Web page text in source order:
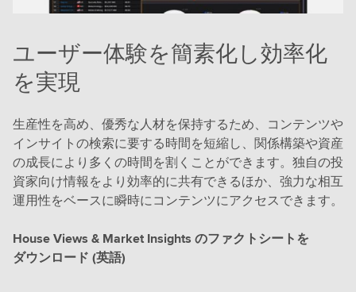
ユーザー体験を簡素化し効率化
を実現
生産性を高め、優秀な人材を保持するため、コンテンツや
インサイトの検索に要する時間を短縮し、関係構築や資産
の成長により多くの時間を割くことができます。独自の投
資家向け情報をより効率的に共有できるほか、強力な相互
運用性をベースに瞬時にコンテンツにアクセスできます。
House Views & Market Insights のファクトシートを
ダウンロード (英語)